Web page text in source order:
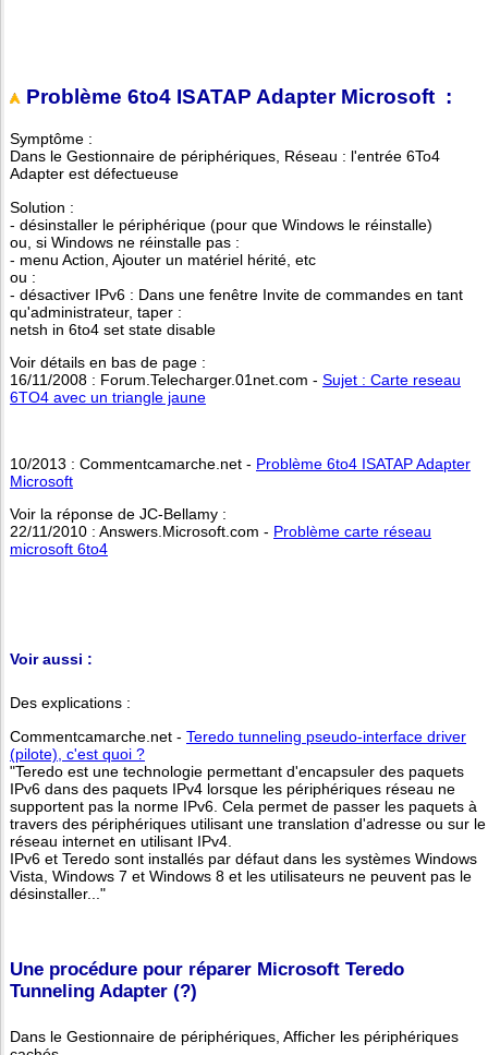
Problème 6to4 ISATAP Adapter Microsoft :
Symptôme :
Dans le Gestionnaire de périphériques, Réseau : l'entrée 6To4
Adapter est défectueuse
Solution :
- désinstaller le périphérique (pour que Windows le réinstalle)
ou, si Windows ne réinstalle pas :
- menu Action, Ajouter un matériel hérité, etc
ou :
- désactiver IPv6 : Dans une fenêtre Invite de commandes en tant
qu'administrateur, taper :
netsh in 6to4 set state disable
Voir détails en bas de page :
16/11/2008 : Forum.Telecharger.01net.com - Sujet : Carte reseau
6TO4 avec un triangle jaune
10/2013 : Commentcamarche.net - Problème 6to4 ISATAP Adapter
Microsoft
Voir la réponse de JC-Bellamy :
22/11/2010 : Answers.Microsoft.com - Problème carte réseau
microsoft 6to4
Voir aussi :
Des explications :
Commentcamarche.net - Teredo tunneling pseudo-interface driver
(pilote), c'est quoi ?
"Teredo est une technologie permettant d'encapsuler des paquets
IPv6 dans des paquets IPv4 lorsque les périphériques réseau ne
supportent pas la norme IPv6. Cela permet de passer les paquets à
travers des périphériques utilisant une translation d'adresse ou sur le
réseau internet en utilisant IPv4.
IPv6 et Teredo sont installés par défaut dans les systèmes Windows
Vista, Windows 7 et Windows 8 et les utilisateurs ne peuvent pas le
désinstaller..."
Une procédure pour réparer Microsoft Teredo
Tunneling Adapter (?)
Dans le Gestionnaire de périphériques, Afficher les périphériques